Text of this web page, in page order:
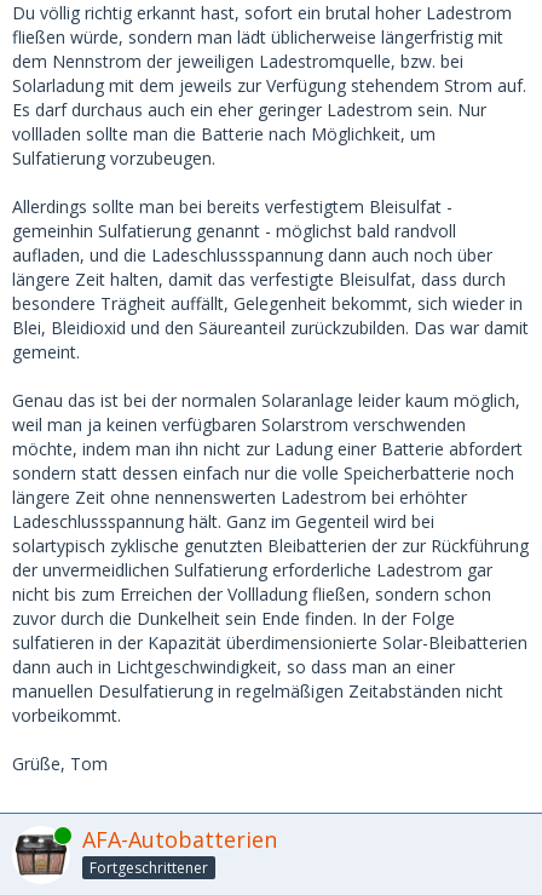
Du völlig richtig erkannt hast, sofort ein brutal hoher Ladestrom
fließen würde, sondern man lädt üblicherweise längerfristig mit
dem Nennstrom der jeweiligen Ladestromquelle, bzw. bei
Solarladung mit dem jeweils zur Verfügung stehendem Strom auf.
Es darf durchaus auch ein eher geringer Ladestrom sein. Nur
vollladen sollte man die Batterie nach Möglichkeit, um
Sulfatierung vorzubeugen.
Allerdings sollte man bei bereits verfestigtem Bleisulfat -
gemeinhin Sulfatierung genannt - möglichst bald randvoll
aufladen, und die Ladeschlussspannung dann auch noch über
längere Zeit halten, damit das verfestigte Bleisulfat, dass durch
besondere Trägheit auffällt, Gelegenheit bekommt, sich wieder in
Blei, Bleidioxid und den Säureanteil zurückzubilden. Das war damit
gemeint.
Genau das ist bei der normalen Solaranlage leider kaum möglich,
weil man ja keinen verfügbaren Solarstrom verschwenden
möchte, indem man ihn nicht zur Ladung einer Batterie abfordert
sondern statt dessen einfach nur die volle Speicherbatterie noch
längere Zeit ohne nennenswerten Ladestrom bei erhöhter
Ladeschlussspannung hält. Ganz im Gegenteil wird bei
solartypisch zyklische genutzten Bleibatterien der zur Rückführung
der unvermeidlichen Sulfatierung erforderliche Ladestrom gar
nicht bis zum Erreichen der Vollladung fließen, sondern schon
zuvor durch die Dunkelheit sein Ende finden. In der Folge
sulfatieren in der Kapazität überdimensionierte Solar-Bleibatterien
dann auch in Lichtgeschwindigkeit, so dass man an einer
manuellen Desulfatierung in regelmäßigen Zeitabständen nicht
vorbeikommt.
Grüße, Tom
Online AFA-Autobatterien
Fortgeschrittener